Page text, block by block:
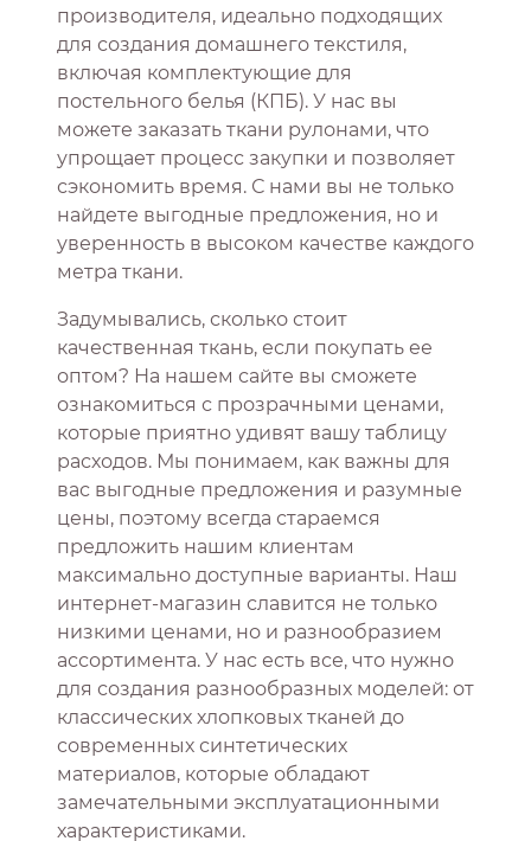
производителя, идеально подходящих
для создания домашнего текстиля,
включая комплектующие для
постельного белья (КПБ). У нас вы
можете заказать ткани рулонами, что
упрощает процесс закупки и позволяет
сэкономить время. С нами вы не только
найдете выгодные предложения, но и
уверенность в высоком качестве каждого
метра ткани.
Задумывались, сколько стоит
качественная ткань, если покупать ее
оптом? На нашем сайте вы сможете
ознакомиться с прозрачными ценами,
которые приятно удивят вашу таблицу
расходов. Мы понимаем, как важны для
вас выгодные предложения и разумные
цены, поэтому всегда стараемся
предложить нашим клиентам
максимально доступные варианты. Наш
интернет-магазин славится не только
низкими ценами, но и разнообразием
ассортимента. У нас есть все, что нужно
для создания разнообразных моделей: от
классических хлопковых тканей до
современных синтетических
материалов, которые обладают
замечательными эксплуатационными
характеристиками.